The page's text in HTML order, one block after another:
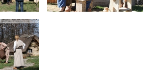
trzecich lub firm będących naszymi
dostawców usług. Firmy te działają
prezentujących nasze treści w
ofert, komunikatów mediów